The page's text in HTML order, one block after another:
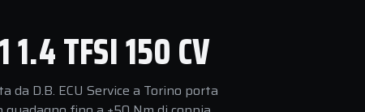
TFSI 150 CV
da D.B. ECU Service a Torino porta